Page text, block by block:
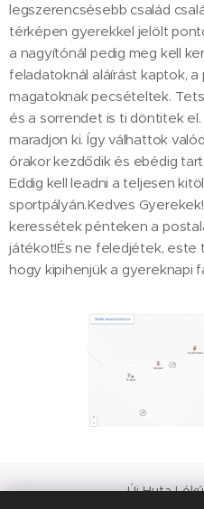
legszerencsésebb család
térképen gyerekkel jelölt
a nagyítónál pedig meg kell
feladatoknál aláírást kaptok,
magatoknak pecsételtek.
és a sorrendet is ti döntitek
maradjon ki. Így válhattok
órakor kezdődik és ebédig
Eddig kell leadni a teljesen
sportpályán.Kedves
keressétek pénteken a
játékot!És ne feledjétek, este
hogy kipihenjük a gyereknapi
Új Huta